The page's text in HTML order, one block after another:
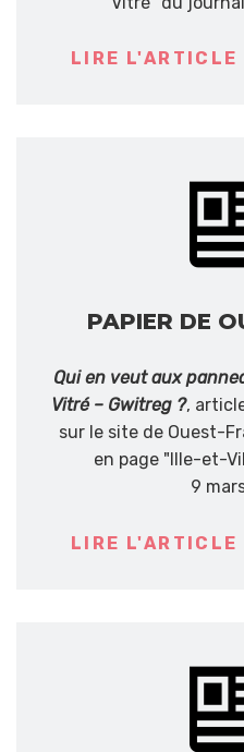
LIRE L'ARTICLE
PAPIER DE
Qui en veut aux
Vitré – Gwitreg ?,
sur le site de Ouest-
en page "Ille-et-
9
LIRE L'ARTICLE